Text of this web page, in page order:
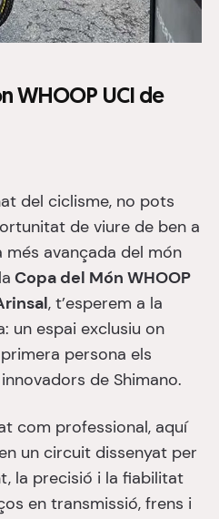
WHOOP UCI de
del ciclisme, no pots
de viure de ben a
avançada del món
Copa del Món WHOOP
, t’esperem a la
un espai exclusiu on
persona els
de Shimano.
com professional, aquí
un circuit dissenyat per
la precisió i la fiabilitat
en transmissió, frens i